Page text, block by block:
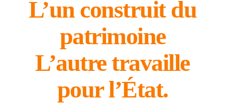
L’un construit du
patrimoine
L’autre travaille
pour l’État.